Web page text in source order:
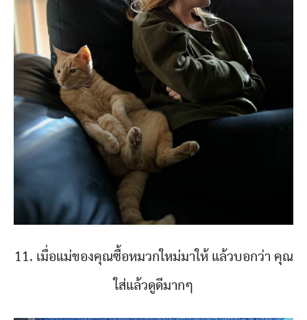
11. เมื่อแม่ของคุณซื้อหมวกใหม่มาให้ แล้วบอกว่า คุณ
ใส่แล้วดูดีมากๆ